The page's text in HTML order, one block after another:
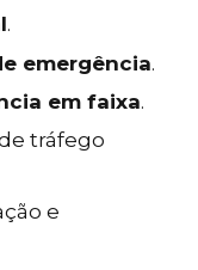
.
emergência.
em faixa.
tráfego
e